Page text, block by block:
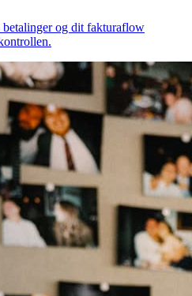
betalinger og dit fakturaflow